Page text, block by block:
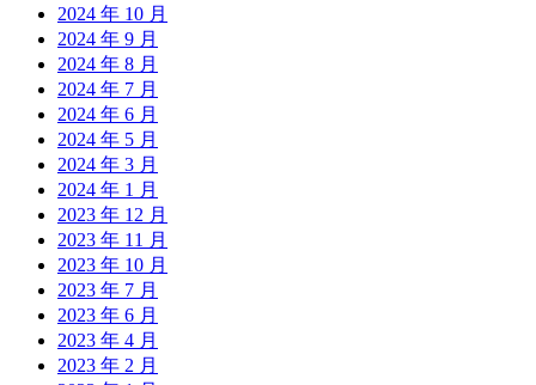
2024 年 10 月
2024 年 9 月
2024 年 8 月
2024 年 7 月
2024 年 6 月
2024 年 5 月
2024 年 3 月
2024 年 1 月
2023 年 12 月
2023 年 11 月
2023 年 10 月
2023 年 7 月
2023 年 6 月
2023 年 4 月
2023 年 2 月